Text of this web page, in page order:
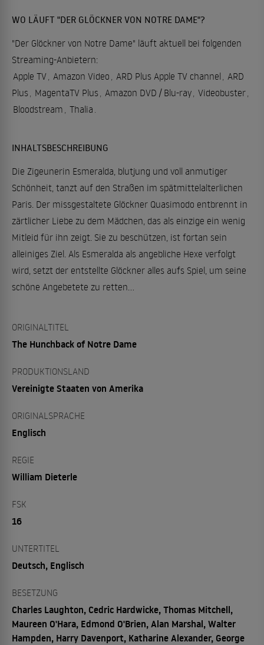
WO LÄUFT "DER GLÖCKNER VON NOTRE DAME"?
"Der Glöckner von Notre Dame" läuft aktuell bei folgenden
Streaming-Anbietern:
Apple TV, Amazon Video , ARD Plus Apple TV channel , ARD
Plus, MagentaTV Plus, Amazon DVD / Blu-ray, Videobuster,
Bloodstream , Thalia .
INHALTSBESCHREIBUNG
Die Zigeunerin Esmeralda, blutjung und voll anmutiger
Schönheit, tanzt auf den Straßen im spätmittelalterlichen
Paris. Der missgestaltete Glöckner Quasimodo entbrennt in
zärtlicher Liebe zu dem Mädchen, das als einzige ein wenig
Mitleid für ihn zeigt. Sie zu beschützen, ist fortan sein
alleiniges Ziel. Als Esmeralda als angebliche Hexe verfolgt
wird, setzt der entstellte Glöckner alles aufs Spiel, um seine
schöne Angebetete zu retten…
ORIGINALTITEL
The Hunchback of Notre Dame
PRODUKTIONSLAND
Vereinigte Staaten von Amerika
ORIGINALSPRACHE
Englisch
REGIE
William Dieterle
FSK
16
UNTERTITEL
Deutsch, Englisch
BESETZUNG
Charles Laughton, Cedric Hardwicke, Thomas Mitchell,
Maureen O'Hara, Edmond O'Brien, Alan Marshal, Walter
Hampden, Harry Davenport, Katharine Alexander, George